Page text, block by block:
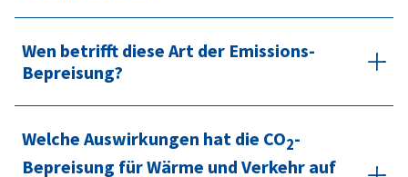
der Klimaerwärmung sind und es für den
Erhalt der Lebensqualität auf unserem
auf europäischer Ebene zu ehrgeizigen
Klimaschutzzielen verpflichtet. Diese gilt es
Wen betrifft diese Art der Emissions-
Bepreisung?
fossile Treib- und Brennstoffe in
Deutschland kaufen. Für Verbraucherinnen
Welche Auswirkungen hat die CO2-
Bepreisung für Wärme und Verkehr auf